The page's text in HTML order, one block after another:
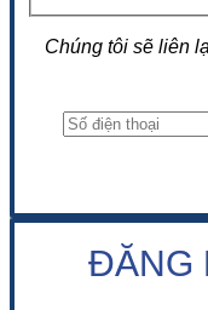
Chúng tôi sẽ liên
ĐĂNG